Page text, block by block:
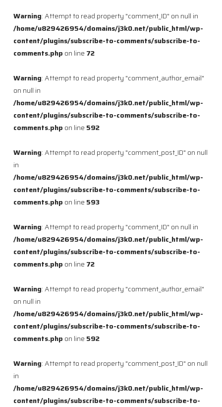
Warning: Attempt to read property "comment_ID" on null in
/home/u829426954/domains/j3k0.net/public_html/wp-
content/plugins/subscribe-to-comments/subscribe-to-
comments.php on line 72
Warning: Attempt to read property "comment_author_email"
on null in
/home/u829426954/domains/j3k0.net/public_html/wp-
content/plugins/subscribe-to-comments/subscribe-to-
comments.php on line 592
Warning: Attempt to read property "comment_post_ID" on null
in
/home/u829426954/domains/j3k0.net/public_html/wp-
content/plugins/subscribe-to-comments/subscribe-to-
comments.php on line 593
Warning: Attempt to read property "comment_ID" on null in
/home/u829426954/domains/j3k0.net/public_html/wp-
content/plugins/subscribe-to-comments/subscribe-to-
comments.php on line 72
Warning: Attempt to read property "comment_author_email"
on null in
/home/u829426954/domains/j3k0.net/public_html/wp-
content/plugins/subscribe-to-comments/subscribe-to-
comments.php on line 592
Warning: Attempt to read property "comment_post_ID" on null
in
/home/u829426954/domains/j3k0.net/public_html/wp-
content/plugins/subscribe-to-comments/subscribe-to-